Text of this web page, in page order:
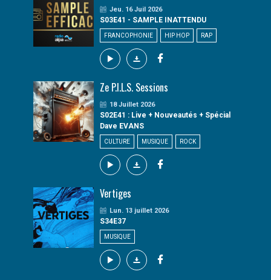
Jeu. 16 Juil 2026
S03E41 - SAMPLE INATTENDU
FRANCOPHONIE HIP HOP RAP
Ze P.I.L.S. Sessions
18 Juillet 2026
S02E41 : Live + Nouveautés + Spécial
Dave EVANS
CULTURE MUSIQUE ROCK
Vertiges
Lun. 13 juillet 2026
S34E37
MUSIQUE